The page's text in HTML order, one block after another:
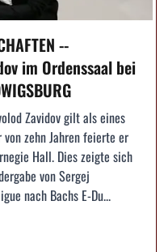
--
im Ordenssaal bei
Zavidov gilt als eines
zehn Jahren feierte er
Hall. Dies zeigte sich
von Sergej
nach Bachs E-Du...